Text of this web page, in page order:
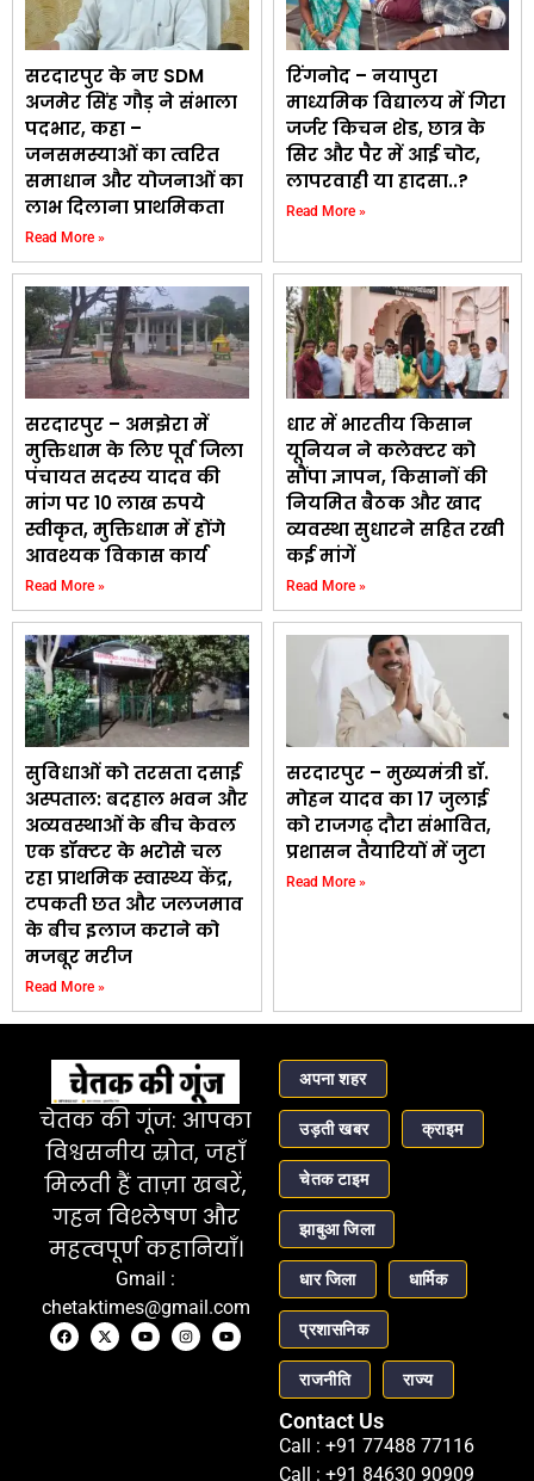
सरदारपुर के नए SDM
अजमेर सिंह गौड़ ने संभाला
पदभार, कहा –
जनसमस्याओं का त्वरित
समाधान और योजनाओं का
लाभ दिलाना प्राथमिकता
Read More »
रिंगनोद – नयापुरा
माध्यमिक विद्यालय में गिरा
जर्जर किचन शेड, छात्र के
सिर और पैर में आई चोट,
लापरवाही या हादसा..?
Read More »
सरदारपुर – अमझेरा में
मुक्तिधाम के लिए पूर्व जिला
पंचायत सदस्य यादव की
मांग पर 10 लाख रुपये
स्वीकृत, मुक्तिधाम में होंगे
आवश्यक विकास कार्य
Read More »
धार में भारतीय किसान
यूनियन ने कलेक्टर को
सौंपा ज्ञापन, किसानों की
नियमित बैठक और खाद
व्यवस्था सुधारने सहित रखी
कई मांगें
Read More »
सुविधाओं को तरसता दसाई
अस्पताल: बदहाल भवन और
अव्यवस्थाओं के बीच केवल
एक डॉक्टर के भरोसे चल
रहा प्राथमिक स्वास्थ्य केंद्र,
टपकती छत और जलजमाव
के बीच इलाज कराने को
मजबूर मरीज
Read More »
सरदारपुर – मुख्यमंत्री डॉ.
मोहन यादव का 17 जुलाई
को राजगढ़ दौरा संभावित,
प्रशासन तैयारियों में जुटा
Read More »
चेतक की गूंज: आपका
विश्वसनीय स्रोत, जहाँ
मिलती हैं ताज़ा खबरें,
गहन विश्लेषण और
महत्वपूर्ण कहानियाँ।
Gmail :
chetaktimes@gmail.com
अपना शहर
उड़ती खबर क्राइम
चेतक टाइम
झाबुआ जिला
धार जिला धार्मिक
प्रशासनिक
राजनीति राज्य
Contact Us
Call : +91 77488 77116
Call : +91 84630 90909